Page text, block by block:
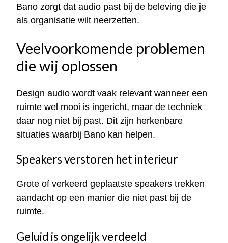
Bano zorgt dat audio past bij de beleving die je
als organisatie wilt neerzetten.
Veelvoorkomende problemen
die wij oplossen
Design audio wordt vaak relevant wanneer een
ruimte wel mooi is ingericht, maar de techniek
daar nog niet bij past. Dit zijn herkenbare
situaties waarbij Bano kan helpen.
Speakers verstoren het interieur
Grote of verkeerd geplaatste speakers trekken
aandacht op een manier die niet past bij de
ruimte.
Geluid is ongelijk verdeeld